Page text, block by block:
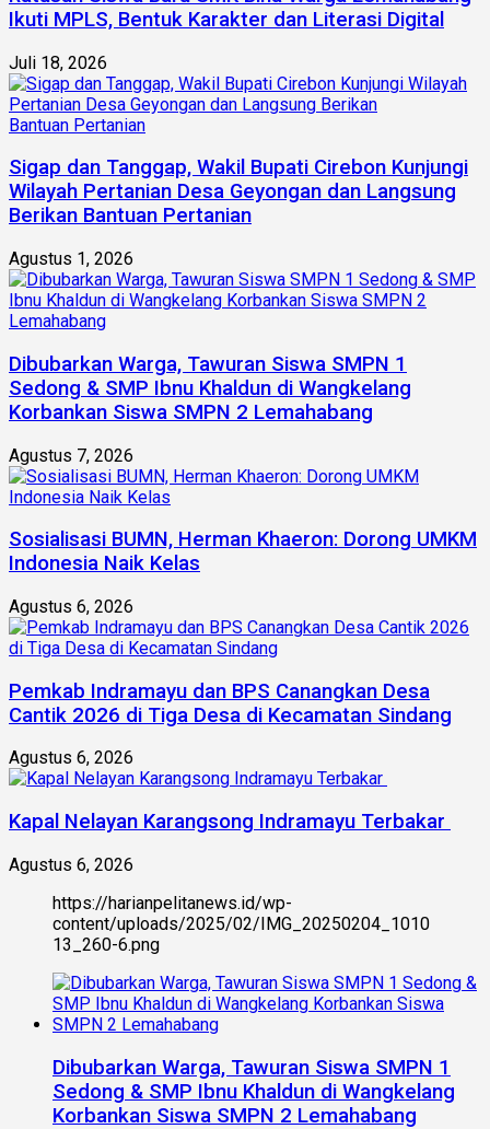
Ikuti MPLS, Bentuk Karakter dan Literasi Digital
Juli 18, 2026
Sigap dan Tanggap, Wakil Bupati Cirebon Kunjungi
Wilayah Pertanian Desa Geyongan dan Langsung
Berikan Bantuan Pertanian
Agustus 1, 2026
Dibubarkan Warga, Tawuran Siswa SMPN 1
Sedong & SMP Ibnu Khaldun di Wangkelang
Korbankan Siswa SMPN 2 Lemahabang
Agustus 7, 2026
Sosialisasi BUMN, Herman Khaeron: Dorong UMKM
Indonesia Naik Kelas
Agustus 6, 2026
Pemkab Indramayu dan BPS Canangkan Desa
Cantik 2026 di Tiga Desa di Kecamatan Sindang
Agustus 6, 2026
Kapal Nelayan Karangsong Indramayu Terbakar
Agustus 6, 2026
https://harianpelitanews.id/wp-
content/uploads/2025/02/IMG_20250204_1010
13_260-6.png
Dibubarkan Warga, Tawuran Siswa SMPN 1
Sedong & SMP Ibnu Khaldun di Wangkelang
Korbankan Siswa SMPN 2 Lemahabang